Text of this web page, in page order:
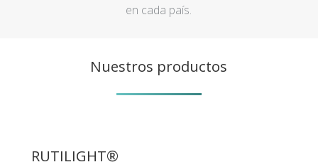
en cada país.
Nuestros productos
RUTILIGHT®